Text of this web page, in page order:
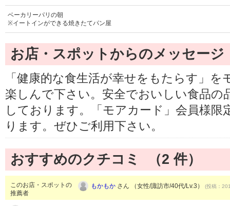
ベーカリーパリの朝
※イートインができる焼きたてパン屋
お店・スポットからのメッセージ
「健康的な食生活が幸せをもたらす」
楽しんで下さい。安全でおいしい食品の
しております。「モアカード」会員様
ります。ぜひご利用下さい。
おすすめのクチコミ （2 件）
このお店・スポットの
推薦者
もかもか さん （女性/諏訪市/40代/Lv.3） (投稿：